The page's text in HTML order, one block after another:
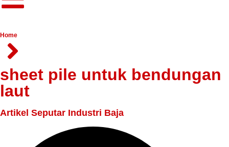
Home
sheet pile untuk bendungan
laut
Artikel Seputar Industri Baja